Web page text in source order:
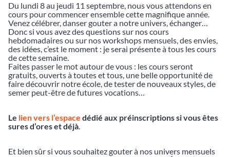
Du lundi 8 au jeudi 11 septembre, nous vous attendons en
cours pour commencer ensemble cette magnifique année.
Venez célébrer, danser gouter a notre univers, échanger…
Donc si vous avez des questions sur nos cours
hebdomadaires ou sur nos workshops mensuels, des envies,
des idées, c’est le moment : je serai présente à tous les cours
de cette semaine.
Faites passer le mot autour de vous : les cours seront
gratuits, ouverts à toutes et tous, une belle opportunité de
faire découvrir notre école, de tester de nouveaux styles, de
semer peut-être de futures vocations…
Le lien vers l’espace dédié aux préinscriptions si vous êtes
sures d’ores et déjà.
Et bien sûr si vous souhaitez gouter à nos univers mensuels